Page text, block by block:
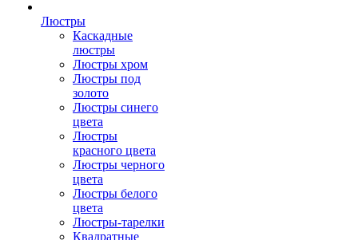
Люстры
Каскадные
люстры
Люстры хром
Люстры под
золото
Люстры синего
цвета
Люстры
красного цвета
Люстры черного
цвета
Люстры белого
цвета
Люстры-тарелки
Квадратные